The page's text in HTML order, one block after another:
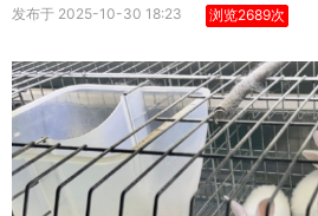
发布于 2025-10-30 18:23 浏览2689次